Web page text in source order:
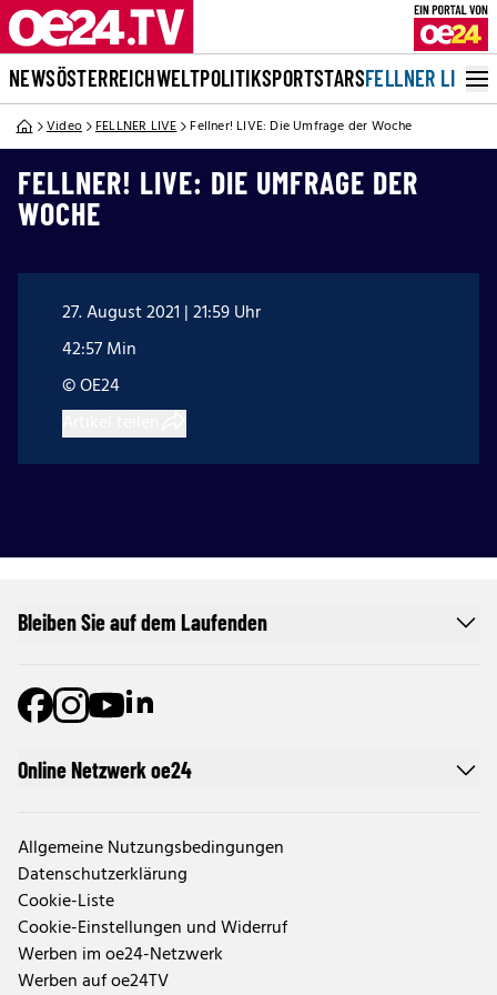
NEWSÖSTERREICHWELTPOLITIKSPORTSTARSFELLNER LIVE
Video FELLNER LIVE Fellner! LIVE: Die Umfrage der Woche
FELLNER! LIVE: DIE UMFRAGE DER
WOCHE
27. August 2021 | 21:59 Uhr
42:57 Min
© OE24
Online Netzwerk oe24
Allgemeine Nutzungsbedingungen
Datenschutzerklärung
Cookie-Liste
Cookie-Einstellungen und Widerruf
Werben im oe24-Netzwerk
Werben auf oe24TV
Bleiben Sie auf dem Laufenden